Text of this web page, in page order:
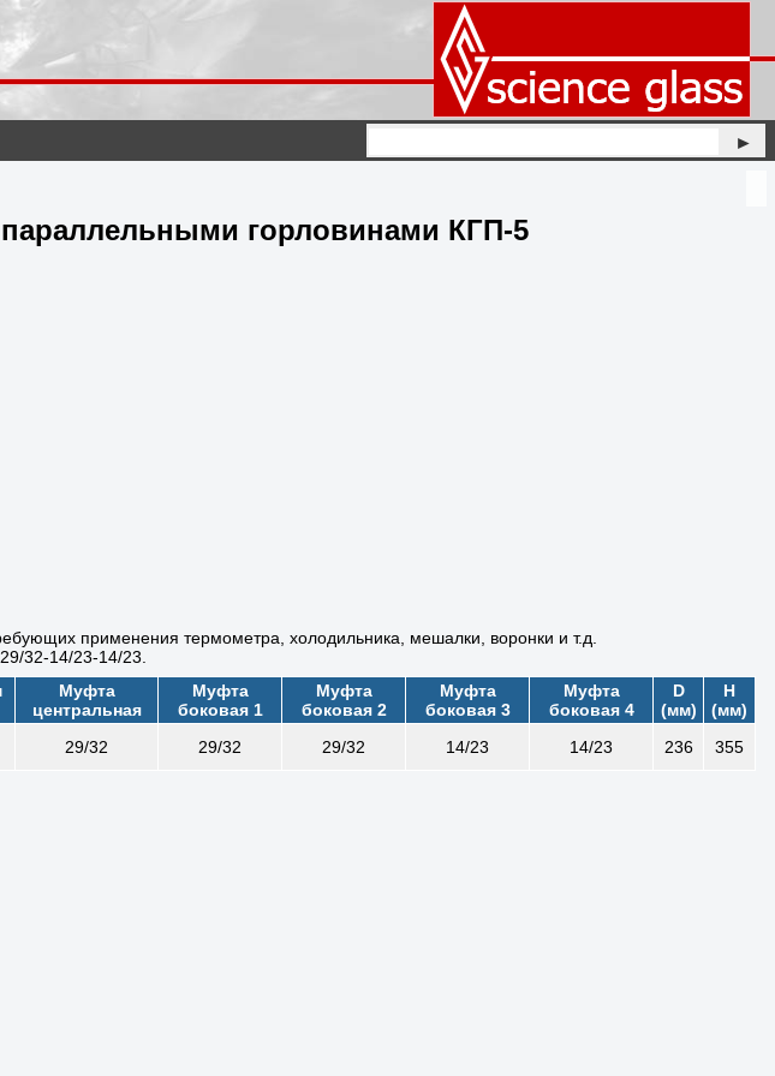
►
горловинами КГП-5
применения термометра, холодильника, мешалки, воронки и т.д.
32-14/23-14/23.
Муфта
центральная
Муфта
боковая 1
Муфта
боковая 2
Муфта
боковая 3
Муфта
боковая 4
D
(мм)
H
(мм)
29/32 29/32 29/32 14/23 14/23 236 355